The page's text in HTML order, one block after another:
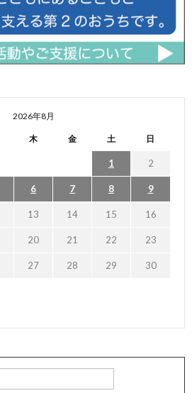
2026年8月
木 金 土 日
1 2
6 7 8 9
13 14 15 16
20 21 22 23
27 28 29 30